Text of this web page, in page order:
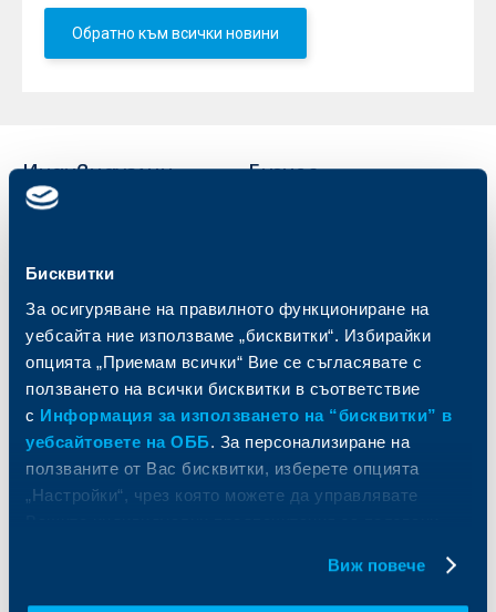
Бисквитки
За осигуряване на правилното функциониране на
уебсайта ние използваме „бисквитки“. Избирайки
опцията „Приемам всички“ Вие се съгласявате с
ползването на всички бисквитки в съответствие
с Информация за използването на “бисквитки” в
уебсайтовете на ОББ. За персонализиране на
ползваните от Вас бисквитки, изберете опцията
„Настройки“, чрез която можете да управлявате
Виж повече
Обратно към всички новини
Индивидуални
клиенти
Сметки и плащания
Частно банкиране
Застраховки
Бизнес
Пазари, инвестиционно банкиране
и попечителски услуги
Факторинг
Кредити за собственици на фирми
Финансови институции и суверени
За ОББ Групата на KBC
ОББ Интерлийз